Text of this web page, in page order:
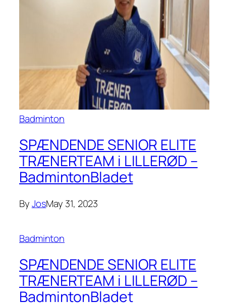
Badminton
SPÆNDENDE SENIOR ELITE
TRÆNERTEAM i LILLERØD –
BadmintonBladet
ByJosMay 31, 2023
Badminton
SPÆNDENDE SENIOR ELITE
TRÆNERTEAM i LILLERØD –
BadmintonBladet